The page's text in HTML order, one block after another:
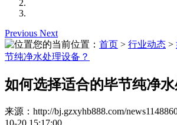
Previous Next
您的当前位置： 首页 > 行业动态 >
节纯净水处理设备？
如何选择适合的毕节纯净水
来源：http://bj.gzxyhb888.com/
10-20 15:17:00